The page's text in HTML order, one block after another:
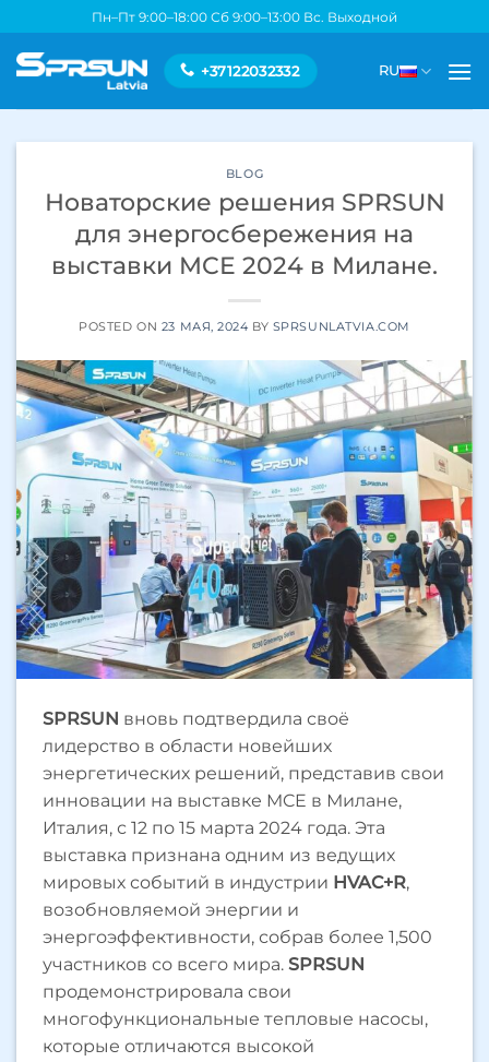
to
content
Пн–Пт 9:00–18:00 Сб 9:00–13:00 Вс. Выходной
+37122032332 RU
BLOG
Новаторские решения SPRSUN
для энергосбережения на
выставки MCE 2024 в Милане.
POSTED ON 23 МАЯ, 2024 BY SPRSUNLATVIA.COM
SPRSUN вновь подтвердила своё
лидерство в области новейших
энергетических решений, представив свои
инновации на выставке MCE в Милане,
Италия, с 12 по 15 марта 2024 года. Эта
выставка признана одним из ведущих
мировых событий в индустрии HVAC+R,
возобновляемой энергии и
энергоэффективности, собрав более 1,500
участников со всего мира. SPRSUN
продемонстрировала свои
многофункциональные тепловые насосы,
которые отличаются высокой